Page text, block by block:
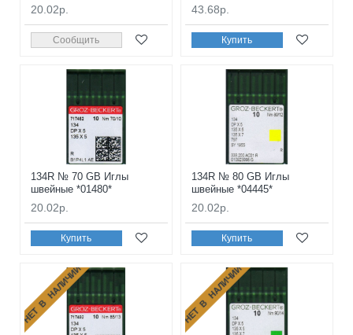
20.02р.
Сообщить
43.68р.
Купить
134R № 70 GB Иглы
швейные *01480*
20.02р.
Купить
134R № 80 GB Иглы
швейные *04445*
20.02р.
Купить
НЕТ В НАЛИЧИИ НЕТ В НАЛИЧИИ